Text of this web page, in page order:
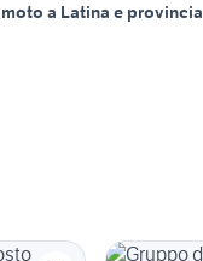
a Latina e provincia